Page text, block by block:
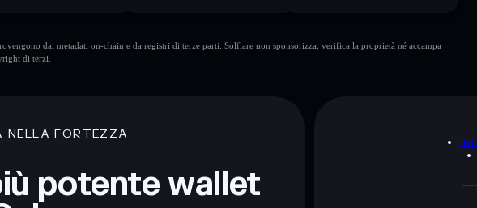
dai metadati on-chain e da registri di terze parti. Solflare non sponsorizza, verifica la proprietà né accampa
di terzi.
NELLA FORTEZZA
potente wallet